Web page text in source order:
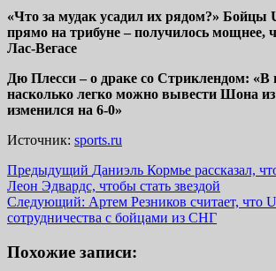
«Что за мудак усадил их рядом?» Бойцы
прямо на трибуне – получилось мощнее,
Лас-Вегасе
Дю Плесси – о драке со Стриклендом: «В
насколько легко можно вывести Шона
изменился на 6-0»
Источник: sports.ru
Навигация
записи
Предыдущий Даниэль Кормье рассказал,
Леон Эдвардс, чтобы стать звездой
Следующий: Артем Резников считает, что
сотрудничества с бойцами из СНГ
Похожие записи: